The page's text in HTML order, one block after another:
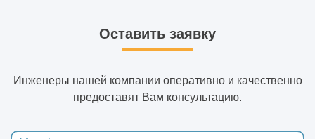
Оставить заявку
Инженеры нашей компании оперативно и качественно
предоставят Вам консультацию.